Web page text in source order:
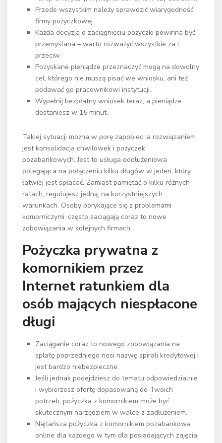
Przede wszystkim należy sprawdzić wiarygodność
firmy pożyczkowej.
Każda decyzja o zaciągnięciu pożyczki powinna być
przemyślana – warto rozważyć wszystkie za i
przeciw.
Pozyskane pieniądze przeznaczyć mogą na dowolny
cel, którego nie muszą pisać we wniosku, ani też
podawać go pracownikowi instytucji.
Wypełnij bezpłatny wniosek teraz, a pieniądze
dostaniesz w 15 minut.
Takiej sytuacji można w porę zapobiec, a rozwiązaniem
jest konsolidacja chwilówek i pożyczek
pozabankowych. Jest to usługa oddłużeniowa
polegająca na połączeniu kilku długów w jeden, który
łatwiej jest spłacać. Zamiast pamiętać o kilku różnych
ratach, regulujesz jedną, na korzystniejszych
warunkach. Osoby borykające się z problemami
komorniczymi, często zaciągają coraz to nowe
zobowiązania w kolejnych firmach.
Pożyczka prywatna z
komornikiem przez
Internet ratunkiem dla
osób mających niespłacone
długi
Zaciąganie coraz to nowego zobowiązania na
spłatę poprzedniego nosi nazwę spirali kredytowej i
jest bardzo niebezpieczne.
Jeśli jednak podejdziesz do tematu odpowiedzialnie
i wybierzesz ofertę dopasowaną do Twoich
potrzeb, pożyczka z komornikiem może być
skutecznym narzędziem w walce z zadłużeniem.
Najtańsza pożyczka z komornikiem pozabankowa
online dla każdego w tym dla posiadających zajęcia